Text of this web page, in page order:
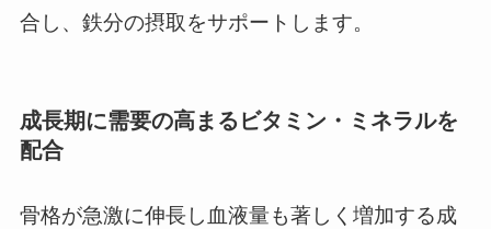
合し、鉄分の摂取をサポートします。
成長期に需要の高まるビタミン・ミネラルを
配合
骨格が急激に伸長し血液量も著しく増加する成